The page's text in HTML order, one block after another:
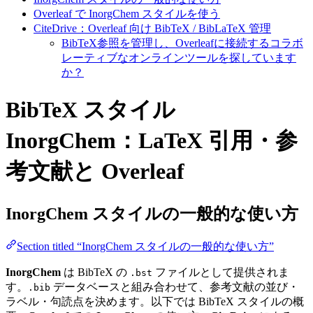
Overleaf で InorgChem スタイルを使う
CiteDrive：Overleaf 向け BibTeX / BibLaTeX 管理
BibTeX参照を管理し、Overleafに接続するコラボ
レーティブなオンラインツールを探しています
か？
BibTeX スタイル
InorgChem：LaTeX 引用・参
考文献と Overleaf
InorgChem スタイルの一般的な使い方
Section titled “InorgChem スタイルの一般的な使い方”
InorgChem は BibTeX の .bst ファイルとして提供されま
す。
.bib データベースと組み合わせて、参考文献の並び・
ラベル・句読点を決めます。以下では BibTeX スタイルの概